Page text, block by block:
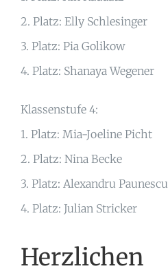
2. Platz: Elly Schlesinger
3. Platz: Pia Golikow
4. Platz: Shanaya Wegener
Klassenstufe 4:
1. Platz: Mia-Joeline Picht
2. Platz: Nina Becke
3. Platz: Alexandru Paunescu
4. Platz: Julian Stricker
Herzlichen